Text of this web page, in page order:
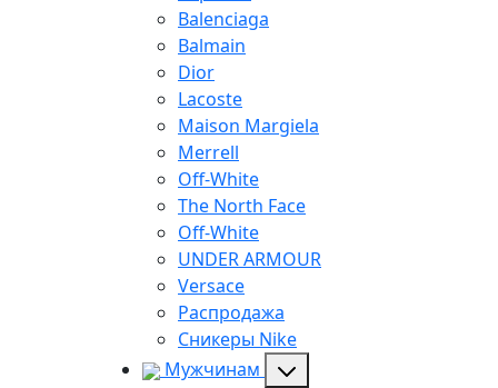
Balenciaga
Balmain
Dior
Lacoste
Maison Margiela
Merrell
Off-White
The North Face
Off-White
UNDER ARMOUR
Versace
Распродажа
Сникеры Nike
Мужчинам